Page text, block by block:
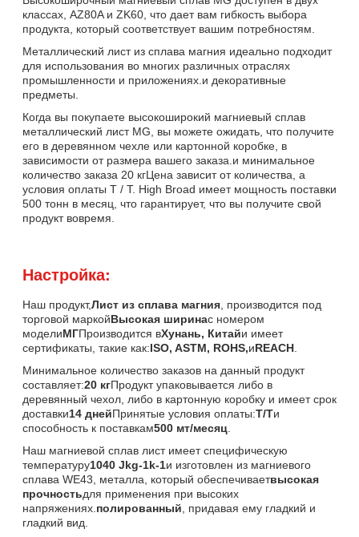
классах, AZ80A и ZK60, что дает вам гибкость выбора
продукта, который соответствует вашим потребностям.
Металлический лист из сплава магния идеально подходит
для использования во многих различных отраслях
промышленности и приложениях.и декоративные
предметы.
Когда вы покупаете высокоширокий магниевый сплав
металлический лист MG, вы можете ожидать, что получите
его в деревянном чехле или картонной коробке, в
зависимости от размера вашего заказа.и минимальное
количество заказа 20 кгЦена зависит от количества, а
условия оплаты T / T. High Broad имеет мощность поставки
500 тонн в месяц, что гарантирует, что вы получите свой
продукт вовремя.
Настройка:
Наш продукт,Лист из сплава магния , производится под
торговой маркойВысокая ширинас номером
моделиМГПроизводится вХунань, Китайи имеет
сертификаты, такие как:ISO, ASTM, ROHS,иREACH
Минимальное количество заказов на данный продукт
составляет:20 кгПродукт упаковывается либо в
деревянный чехол, либо в картонную коробку и имеет срок
доставки14 днейПринятые условия оплаты:T/Tи
способность к поставкам500 мт/месяц
Наш магниевой сплав лист имеет специфическую
температуру1040 Jkg-1k-1и изготовлен из магниевого
сплава WE43, металла, который обеспечиваетвысокая
прочностьдля применения при высоких
напряжениях. полированный , придавая ему гладкий и
гладкий вид.